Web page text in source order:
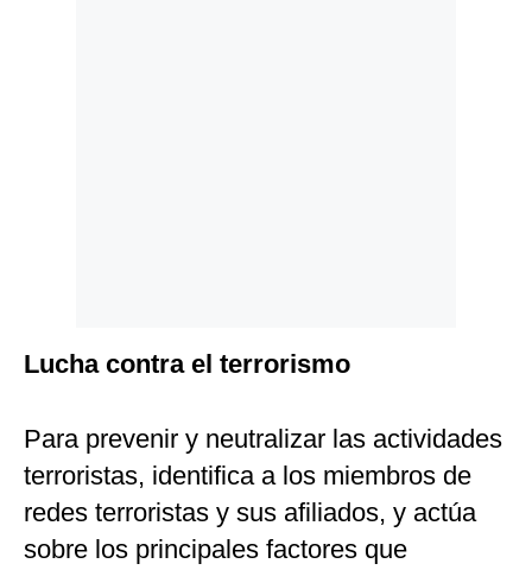
Lucha contra el terrorismo
Para prevenir y neutralizar las actividades
terroristas, identifica a los miembros de
redes terroristas y sus afiliados, y actúa
sobre los principales factores que